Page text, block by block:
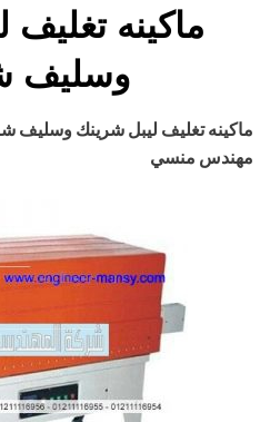
ماكينه
وسليف
onماكينه تغليف ليبل شرينك وسليف
مهندس منسي